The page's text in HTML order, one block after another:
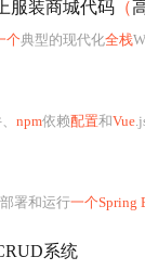
服装商城代码 （
个典型的现代化全栈
npm依赖配置和Vue
署和运行一个Spring
系统